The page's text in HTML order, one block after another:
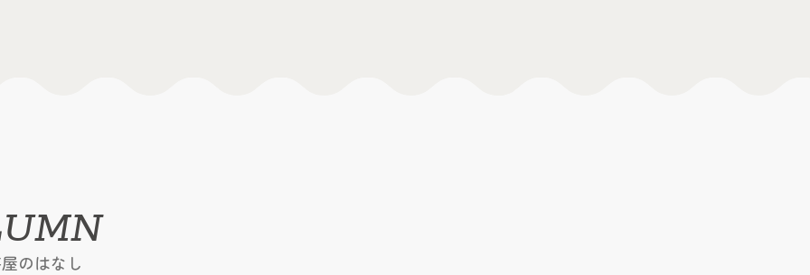
のはなし